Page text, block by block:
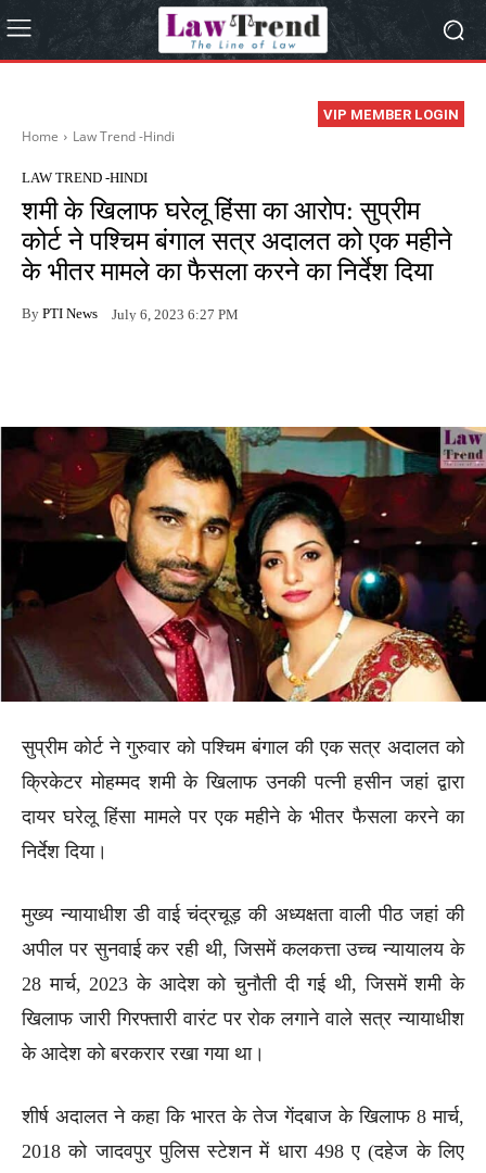
VIP MEMBER LOGIN
Home Law Trend -Hindi
LAW TREND -HINDI
शमी के खिलाफ घरेलू हिंसा का आरोप: सुप्रीम
कोर्ट ने पश्चिम बंगाल सत्र अदालत को एक महीने
के भीतर मामले का फैसला करने का निर्देश दिया
By PTI News July 6, 2023 6:27 PM
सुप्रीम कोर्ट ने गुरुवार को पश्चिम बंगाल की एक सत्र अदालत को
क्रिकेटर मोहम्मद शमी के खिलाफ उनकी पत्नी हसीन जहां द्वारा
दायर घरेलू हिंसा मामले पर एक महीने के भीतर फैसला करने का
निर्देश दिया।
मुख्य न्यायाधीश डी वाई चंद्रचूड़ की अध्यक्षता वाली पीठ जहां की
अपील पर सुनवाई कर रही थी, जिसमें कलकत्ता उच्च न्यायालय के
28 मार्च, 2023 के आदेश को चुनौती दी गई थी, जिसमें शमी के
खिलाफ जारी गिरफ्तारी वारंट पर रोक लगाने वाले सत्र न्यायाधीश
के आदेश को बरकरार रखा गया था।
शीर्ष अदालत ने कहा कि भारत के तेज गेंदबाज के खिलाफ 8 मार्च,
2018 को जादवपुर पुलिस स्टेशन में धारा 498 ए (दहेज के लिए